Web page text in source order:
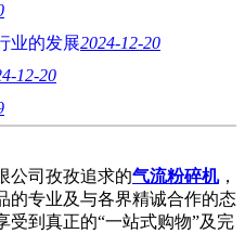
业的发展2024-12-20
12-20
司孜孜追求的气流粉碎机，
的专业及与各界精诚合作的态
受到真正的“一站式购物”及完